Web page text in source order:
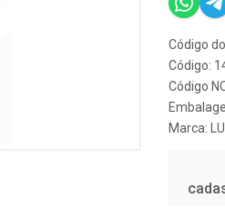
Código
Código:
Código
Marca: